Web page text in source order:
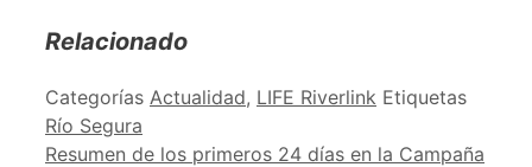
Relacionado
Categorías Actualidad, LIFE Riverlink Etiquetas
Río Segura
Resumen de los primeros 24 días en la Campaña